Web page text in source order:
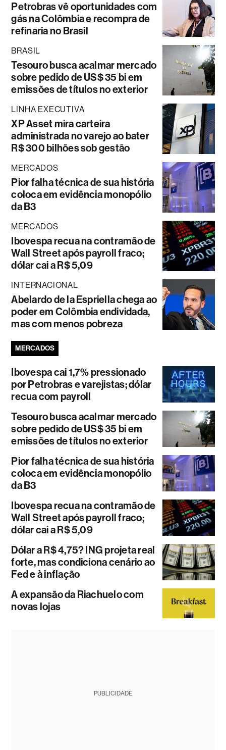
Petrobras vê oportunidades com
gás na Colômbia e recompra de
refinaria no Brasil
BRASIL
Tesouro busca acalmar mercado
sobre pedido de US$ 35 bi em
emissões de títulos no exterior
LINHA EXECUTIVA
XP Asset mira carteira
administrada no varejo ao bater
R$ 300 bilhões sob gestão
MERCADOS
Pior falha técnica de sua história
coloca em evidência monopólio
da B3
MERCADOS
Ibovespa recua na contramão de
Wall Street após payroll fraco;
dólar cai a R$ 5,09
INTERNACIONAL
Abelardo de la Espriella chega ao
poder em Colômbia endividada,
mas com menos pobreza
MERCADOS
Ibovespa cai 1,7% pressionado
por Petrobras e varejistas; dólar
recua com payroll
Tesouro busca acalmar mercado
sobre pedido de US$ 35 bi em
emissões de títulos no exterior
Pior falha técnica de sua história
coloca em evidência monopólio
da B3
Ibovespa recua na contramão de
Wall Street após payroll fraco;
dólar cai a R$ 5,09
Dólar a R$ 4,75? ING projeta real
forte, mas condiciona cenário ao
Fed e à inflação
A expansão da Riachuelo com
novas lojas
PUBLICIDADE